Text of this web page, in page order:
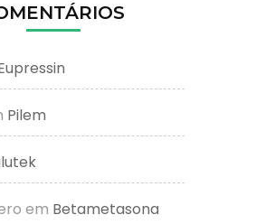
Pilem
em Betametasona